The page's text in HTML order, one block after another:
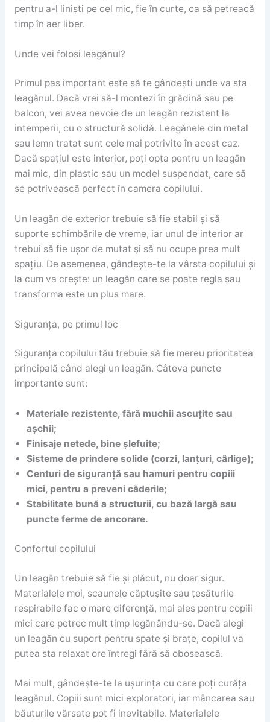
pentru a-l liniști pe cel mic, fie în curte, ca să petreacă
timp în aer liber.
Unde vei folosi leagănul?
Primul pas important este să te gândești unde va sta
leagănul. Dacă vrei să-l montezi în grădină sau pe
balcon, vei avea nevoie de un leagăn rezistent la
intemperii, cu o structură solidă. Leagănele din metal
sau lemn tratat sunt cele mai potrivite în acest caz.
Dacă spațiul este interior, poți opta pentru un leagăn
mai mic, din plastic sau un model suspendat, care să
se potrivească perfect în camera copilului.
Un leagăn de exterior trebuie să fie stabil și să
suporte schimbările de vreme, iar unul de interior ar
trebui să fie ușor de mutat și să nu ocupe prea mult
spațiu. De asemenea, gândește-te la vârsta copilului și
la cum va crește: un leagăn care se poate regla sau
transforma este un plus mare.
Siguranța, pe primul loc
Siguranța copilului tău trebuie să fie mereu prioritatea
principală când alegi un leagăn. Câteva puncte
importante sunt:
Materiale rezistente, fără muchii ascuțite sau
așchii;
Finisaje netede, bine șlefuite;
Sisteme de prindere solide (corzi, lanțuri, cârlige);
Centuri de siguranță sau hamuri pentru copiii
mici, pentru a preveni căderile;
Stabilitate bună a structurii, cu bază largă sau
puncte ferme de ancorare.
Confortul copilului
Un leagăn trebuie să fie și plăcut, nu doar sigur.
Materialele moi, scaunele căptușite sau țesăturile
respirabile fac o mare diferență, mai ales pentru copiii
mici care petrec mult timp legănându-se. Dacă alegi
un leagăn cu suport pentru spate și brațe, copilul va
putea sta relaxat ore întregi fără să obosească.
Mai mult, gândește-te la ușurința cu care poți curăța
leagănul. Copiii sunt mici exploratori, iar mâncarea sau
băuturile vărsate pot fi inevitabile. Materialele